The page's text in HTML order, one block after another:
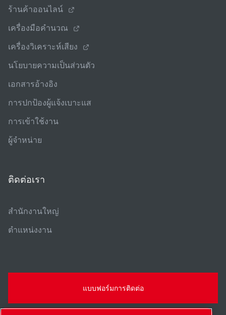
ร้านค้าออนไลน์
เครื่องมือคํานวณ
เครื่องวิเคราะห์เสียง
นโยบายความเป็นส่วนตัว
เอกสารอ้างอิง
การปกป้องผู้แจ้งเบาะแส
การเข้าใช้งาน
ผู้จําหน่าย
ติดต่อเรา
สํานักงานใหญ่
ตําแหน่งงาน
แบบฟอร์มการติดต่อ